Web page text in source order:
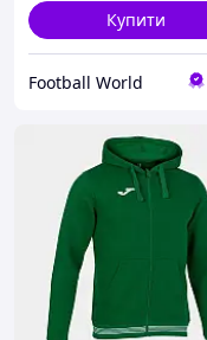
Купити
Football World